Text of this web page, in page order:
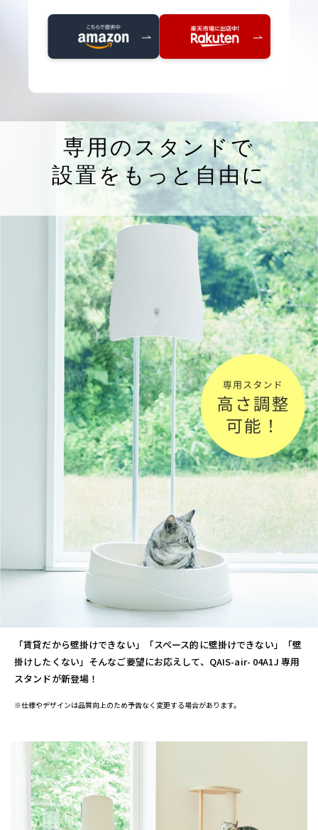
専用のスタンドで
設置をもっと自由に
「賃貸だから壁掛けできない」「スペース的に壁掛けできない」「壁
掛けしたくない」そんなご要望にお応えして、QAIS-air- 04A1J 専用
スタンドが新登場！
※仕様やデザインは品質向上のため予告なく変更する場合があります。